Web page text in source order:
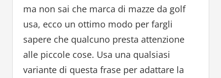
ma non sai che marca di mazze da golf
usa, ecco un ottimo modo per fargli
sapere che qualcuno presta attenzione
alle piccole cose. Usa una qualsiasi
variante di questa frase per adattare la